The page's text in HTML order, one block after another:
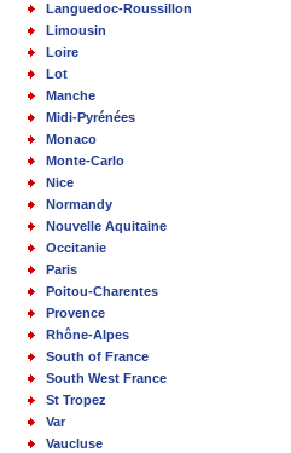
Languedoc-Roussillon
Limousin
Loire
Lot
Manche
Midi-Pyrénées
Monaco
Monte-Carlo
Nice
Normandy
Nouvelle Aquitaine
Occitanie
Paris
Poitou-Charentes
Provence
Rhône-Alpes
South of France
South West France
St Tropez
Var
Vaucluse